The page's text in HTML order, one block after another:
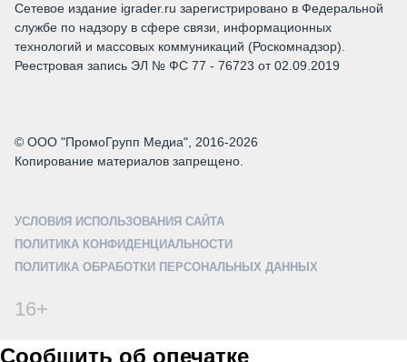
Сетевое издание igrader.ru зарегистрировано в Федеральной
службе по надзору в сфере связи, информационных
технологий и массовых коммуникаций (Роскомнадзор).
Реестровая запись ЭЛ № ФС 77 - 76723 от 02.09.2019
© ООО "ПромоГрупп Медиа", 2016-2026
Копирование материалов запрещено.
УСЛОВИЯ ИСПОЛЬЗОВАНИЯ САЙТА
ПОЛИТИКА КОНФИДЕНЦИАЛЬНОСТИ
ПОЛИТИКА ОБРАБОТКИ ПЕРСОНАЛЬНЫХ ДАННЫХ
16+
Сообщить об опечатке